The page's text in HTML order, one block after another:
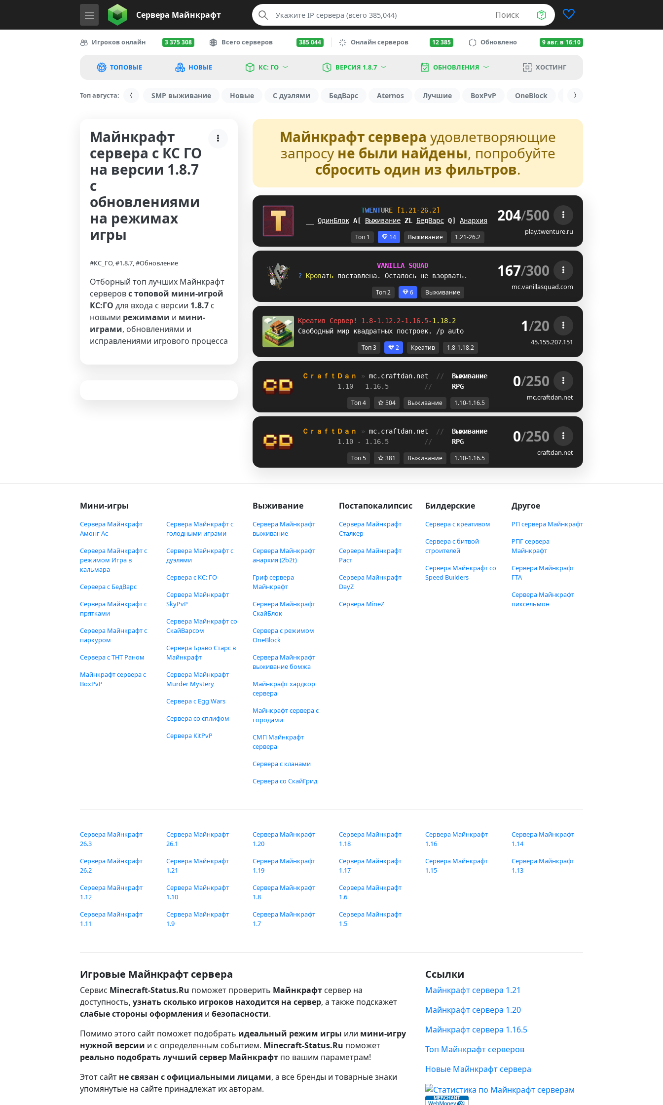
Сервера Майнкрафт Поиск
Игроков онлайн 3 375 308 Всего серверов 385 044 Онлайн серверов 12 385 Обновлено 9 авг. в 16:10
ТОПОВЫЕ НОВЫЕ КС: ГО ВЕРСИЯ 1.8.7 ОБНОВЛЕНИЯ ХОСТИНГ
Топ августа: SMP выживание Новые С дуэлями БедВарс Aternos Лучшие BoxPvP OneBlock 1.19.3
Майнкрафт
сервера с КС ГО
на версии 1.8.7
с
обновлениями
на режимах
игры
#КС_ГО, #1.8.7, #Обновление
Отборный топ лучших Майнкрафт
серверовс топовой мини-игрой
КС:ГО для входа с версии 1.8.7 с
новыми режимами и мини-
играми, обновлениями и
исправлениями игрового процесса
Майнкрафт сервера удовлетворяющие
запросу не были найдены, попробуйте
сбросить один из фильтров.
TWENTURE
[1.21-26.2]
ОдинБлок N W Выживание _R БедВарс Q^ Анархия DH204/500
play.twenture.ru
Топ 1 14 Выживание 1.21-26.2
VANIL L A SQUAD
? Кровать поставлена. Осталось не взорвать. 167/300
mc.vanillasquad.com
Топ 2 6 Выживание
Креатив Сервер! 1.8-1.12.2-1.16.5-1.18.2
Свободный мир квадратных построек. /p auto
1/20
45.155.207.151
Топ 3 2 Креатив 1.8-1.18.2
ＣｒａｆｔＤａｎ » mc.craftdan.net // Выживание
1.10 - 1.16.5
// RPG 0/250
mc.craftdan.net
Топ 4 504 Выживание 1.10-1.16.5
ＣｒａｆｔＤａｎ » mc.craftdan.net // Выживание
1.10 - 1.16.5
// RPG 0/250
craftdan.net
Топ 5 381 Выживание 1.10-1.16.5
Мини-игры
Сервера Майнкрафт
Амонг Ас
Сервера Майнкрафт с
режимом Игра в
кальмара
Сервера с БедВарс
Сервера Майнкрафт с
прятками
Сервера Майнкрафт с
паркуром
Сервера с ТНТ Раном
Майнкрафт сервера с
BoxPvP
Сервера Майнкрафт с
голодными играми
Сервера Майнкрафт с
дуэлями
Сервера с КС: ГО
Сервера Майнкрафт
SkyPvP
Сервера Майнкрафт со
СкайВарсом
Сервера Браво Старс в
Майнкрафт
Сервера Майнкрафт
Murder Mystery
Сервера с Egg Wars
Сервера со сплифом
Сервера KitPvP
Выживание
Сервера Майнкрафт
выживание
Сервера Майнкрафт
анархия (2b2t)
Гриф сервера
Майнкрафт
Сервера Майнкрафт
СкайБлок
Сервера с режимом
OneBlock
Сервера Майнкрафт
выживание бомжа
Майнкрафт хардкор
сервера
Майнкрафт сервера с
городами
СМП Майнкрафт
сервера
Сервера с кланами
Сервера со СкайГрид
Постапокалипсис
Сервера Майнкрафт
Сталкер
Сервера Майнкрафт
Раст
Сервера Майнкрафт
DayZ
Сервера MineZ
Билдерские
Сервера с креативом
Сервера с битвой
строителей
Сервера Майнкрафт со
Speed Builders
Другое
РП сервера Майнкрафт
РПГ сервера
Майнкрафт
Сервера Майнкрафт
ГТА
Сервера Майнкрафт
пиксельмон
Сервера Майнкрафт
26.3
Сервера Майнкрафт
26.2
Сервера Майнкрафт
26.1
Сервера Майнкрафт
1.21
Сервера Майнкрафт
1.20
Сервера Майнкрафт
1.19
Сервера Майнкрафт
1.18
Сервера Майнкрафт
1.17
Сервера Майнкрафт
1.16
Сервера Майнкрафт
1.15
Сервера Майнкрафт
1.14
Сервера Майнкрафт
1.13
Сервера Майнкрафт
1.12
Сервера Майнкрафт
1.11
Сервера Майнкрафт
1.10
Сервера Майнкрафт
1.9
Сервера Майнкрафт
1.8
Сервера Майнкрафт
1.7
Сервера Майнкрафт
1.6
Сервера Майнкрафт
1.5
Игровые Майнкрафт сервера
Сервис Minecraft-Status.Ru поможет проверить Майнкрафт сервер на
доступность, узнать сколько игроков находится на сервер, а также подскажет
слабые стороны оформления и безопасности.
Помимо этого сайт поможет подобрать идеальный режим игры или мини-игру
нужной версии и с определенным событием. Minecraft-Status.Ru поможет
реально подобрать лучший сервер Майнкрафт по вашим параметрам!
Этот сайт не связан с официальными лицами, а все бренды и товарные знаки
упомянутые на сайте принадлежат их авторам.
Ссылки
Майнкрафт сервера 1.21
Майнкрафт сервера 1.20
Майнкрафт сервера 1.16.5
Топ Майнкрафт серверов
Новые Майнкрафт сервера